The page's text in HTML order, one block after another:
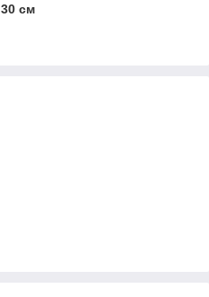
30 см